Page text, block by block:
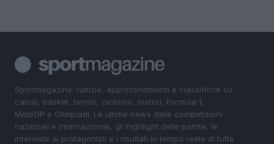
Sportmagazine: notizie, approfondimenti e classifiche su
calcio, basket, tennis, ciclismo, motori, Formula 1,
MotoGP e Olimpiadi. Le ultime news dalle competizioni
nazionali e internazionali, gli highlight delle partite, le
interviste ai protagonisti e i risultati in tempo reale di tutte